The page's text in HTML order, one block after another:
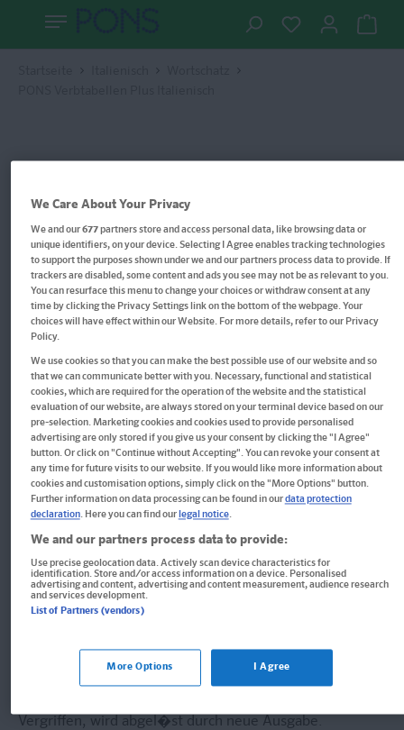
Im Buch blättern
PONS Verbtabellen Plus
Italienisch
Alle Formen und wie man sie richtig anwendet. Mit
Online-Videos und -Übungen
Buch
Format: 14,8 x 21,0 cm, 208 Seiten
Derzeit nicht erhältlich.
Vergriffen, wird abgel�st durch neue Ausgabe.
We Care About Your Privacy
We and our677partners store and access personal data, like browsing data or
unique identifiers, on your device. Selecting I Agree enables tracking technologies
to support the purposes shown under we and our partners process data to provide. If
trackers are disabled, some content and ads you see may not be as relevant to you.
You can resurface this menu to change your choices or withdraw consent at any
time by clicking the Privacy Settings link on the bottom of the webpage. Your
choices will have effect within our Website. For more details, refer to our Privacy
Policy.
We use cookies so that you can make the best possible use of our website and so
that we can communicate better with you. Necessary, functional and statistical
cookies, which are required for the operation of the website and the statistical
evaluation of our website, are always stored on your terminal device based on our
pre-selection. Marketing cookies and cookies used to provide personalised
advertising are only stored if you give us your consent by clicking the "I Agree"
button. Or click on "Continue without Accepting". You can revoke your consent at
any time for future visits to our website. If you would like more information about
cookies and customisation options, simply click on the "More Options" button.
Further information on data processing can be found in ourdata protection
declaration. Here you can find our legal notice.
We and our partners process data to provide:
Use precise geolocation data. Actively scan device characteristics for
identification. Store and/or access information on a device. Personalised
advertising and content, advertising and content measurement, audience research
and services development.
List of Partners (vendors)
More Options I Agree